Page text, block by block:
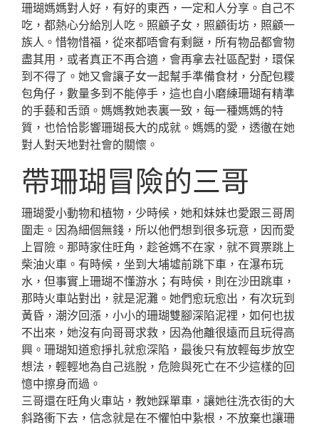
珊瑚媽媽對人好，有好的東西，一定和人分享。自己不
吃，都熱心分給別人吃。照顧子女，照顧街坊，照顧一
族人。惜物惜福，從來都唔會有剩餸，所有物品都會物
盡其用，或者真正不再合適，會再拿去社區配對，環保
到不得了。她又會讓子女一起幫手準備食材，分配包糭
包角仔，數量多到不能停手，這也自小磨練珊瑚有精準
的手藝和舌頭。媽媽教她表裏一致，每一種媽媽的特
質，也恰恰影響珊瑚長大的成就。媽媽的愛，透徹在她
對人對天地對社會的關懷。
帶珊瑚冒險的三哥
珊瑚愛小動物和植物，少時候，她和妹妹也愛跟三哥周
圍走。因為細個無錢，所以他們想到很多玩意，因而愛
上冒險。那時家住旺角，趁爸媽不在家，就不買票跳上
柴油火車。有時候，坐到大埔墟前跳下車，在瀑布玩
水，但事實上珊瑚不懂游水；有時侯，則在沙田跳車，
那時火車站對出，就是泥灘。她們愈玩愈出，有次玩到
黃昏，潮汐回漲，小小的珊瑚雙腳深陷泥𥚃，如何也拔
不出來，她沒有向哥哥求救，因為他離很遠而且玩得高
興。珊瑚知道愈掙扎就愈深陷，最後只有放輕每步放空
想法，輕輕地為自己逃脫，危險與死亡在不少這樣的回
憶中擦身而過。
三哥還在旺角火車站，教她踩單車，讓她往洗衣街的大
斜路衝下去，信念就是在不懼怕中紥根，不放棄也讓珊